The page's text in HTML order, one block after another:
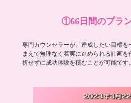
①66日間のプラ
専門カウンセラーが、達成したい目標を
まえて無理なく着実に進められる計画
折せずに成功体験を積むことが可能です。